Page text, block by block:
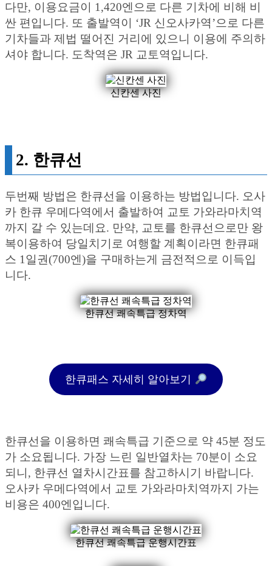
다만, 이용요금이 1,420엔으로 다른 기차에 비해 비
싼 편입니다. 또 출발역이 ‘JR 신오사카역’으로 다른
기차들과 제법 떨어진 거리에 있으니 이용에 주의하
셔야 합니다. 도착역은 JR 교토역입니다.
신칸센 사진
2. 한큐선
두번째 방법은 한큐선을 이용하는 방법입니다. 오사
카 한큐 우메다역에서 출발하여 교토 가와라마치역
까지 갈 수 있는데요. 만약, 교토를 한큐선으로만 왕
복이용하여 당일치기로 여행할 계획이라면 한큐패
스 1일권(700엔)을 구매하는게 금전적으로 이득입
니다.
한큐선 쾌속특급 정차역
한큐패스 자세히 알아보기
한큐선을 이용하면 쾌속특급 기준으로 약 45분 정도
가 소요됩니다. 가장 느린 일반열차는 70분이 소요
되니, 한큐선 열차시간표를 참고하시기 바랍니다.
오사카 우메다역에서 교토 가와라마치역까지 가는
비용은 400엔입니다.
한큐선 쾌속특급 운행시간표